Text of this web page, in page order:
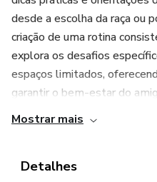
desde a escolha da raça ou
criação de uma rotina
explora os desafios
espaços limitados,
garantir o bem-estar do
Mostrar mais
Detalhes